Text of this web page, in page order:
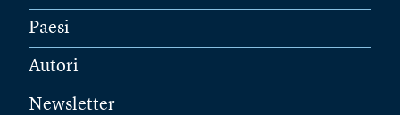
Paesi
Autori
Newsletter